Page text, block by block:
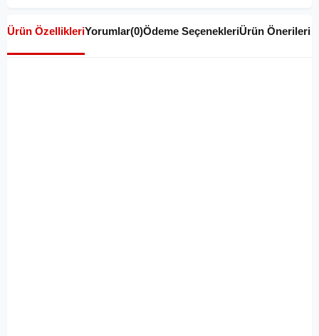
Ürün ÖzellikleriYorumlar(0)Ödeme SeçenekleriÜrün Önerileri